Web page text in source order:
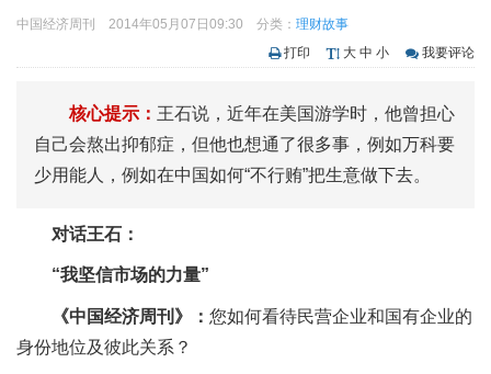
中国经济周刊 2014年05月07日09:30 分类： 理财故事
打印
大 中 小 我要评论
核心提示： 王石说，近年在美国游学时，他曾担心
自己会熬出抑郁症，但他也想通了很多事，例如万科要
少用能人，例如在中国如何“不行贿”把生意做下去。
对话王石：
“我坚信市场的力量”
《中国经济周刊》： 您如何看待民营企业和国有企业的
身份地位及彼此关系？